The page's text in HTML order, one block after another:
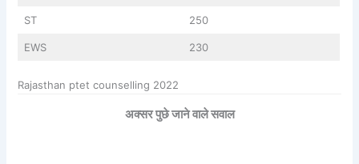
ST 250
EWS 230
Rajasthan ptet counselling 2022
अक्सर पुछे जाने वाले सवाल